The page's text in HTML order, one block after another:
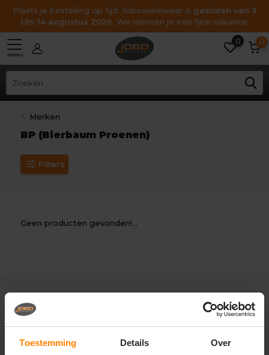
Toestemming Details Over
Plaats je bestelling op tijd. Joboworkwear is gesloten van 3
t/m 14 augustus 2026. We wensen je een fijne vakantie
MENU
0 0
Merken
BP (Bierbaum Proenen)
Filters
Geen producten gevonden!...